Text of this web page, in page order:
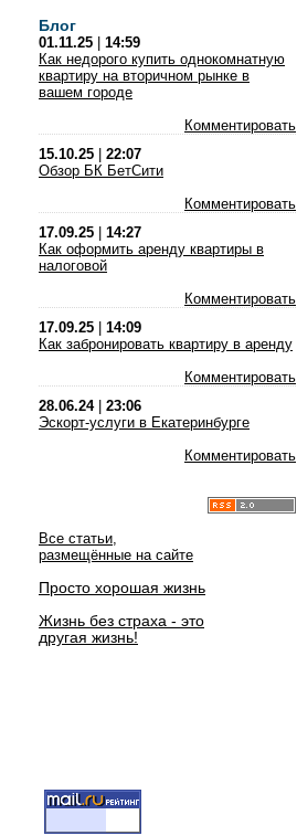
Блог
01.11.25
14:59
Как недорого купить однокомнатную
квартиру на вторичном рынке в
вашем городе
Комментировать
15.10.25
22:07
Обзор БК БетСити
Комментировать
17.09.25
14:27
Как оформить аренду квартиры в
налоговой
Комментировать
17.09.25
14:09
Как забронировать квартиру в аренду
Комментировать
28.06.24| 23:06
Эскорт-услуги в Екатеринбурге
Комментировать
Все статьи,
размещённые на сайте
Просто хорошая жизнь
Жизнь без страха - это
другая жизнь!